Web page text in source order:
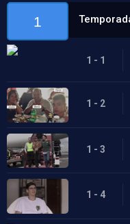
1
1 - 1
1 - 2
1 - 3
1 - 4